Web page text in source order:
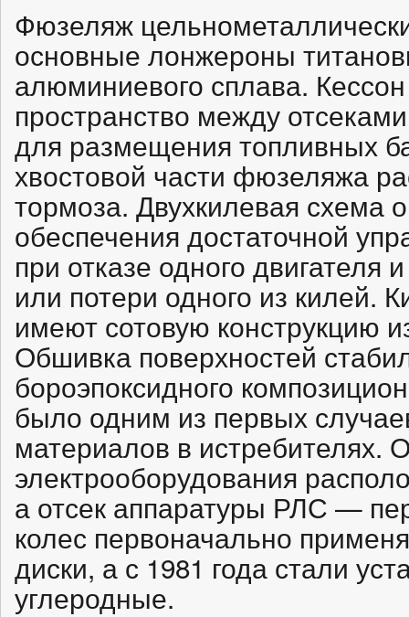
Фюзеляж
основные лонжероны
алюминиевого сплава.
пространство между
для размещения топливных
хвостовой части фюзеляжа
тормоза. Двухкилевая схема
обеспечения достаточной
при отказе одного двигателя
или потери одного из килей.
имеют сотовую конструкцию
Обшивка поверхностей
бороэпоксидного
было одним из первых
материалов в истребителях.
электрооборудования
а отсек аппаратуры РЛС —
колес первоначально
диски, а с 1981 года стали
углеродные.